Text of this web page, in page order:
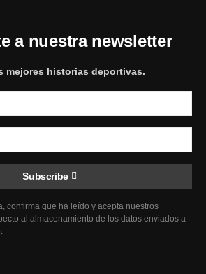
a nuestra newsletter
mejores historias deportivas.
Subscribe
confirma que ha leído y acepta nuestros
al almacenamiento de los datos enviados a